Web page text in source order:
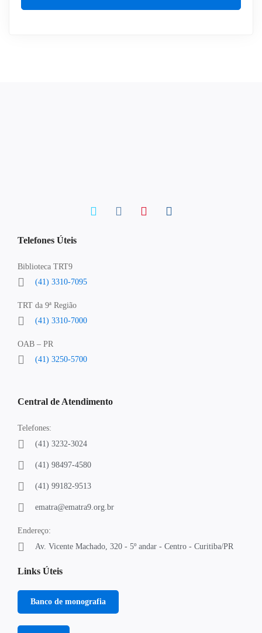
Telefones Úteis
Biblioteca TRT9
(41) 3310-7095
TRT da 9ª Região
(41) 3310-7000
OAB – PR
(41) 3250-5700
Central de Atendimento
Telefones:
(41) 3232-3024
(41) 98497-4580
(41) 99182-9513
ematra@ematra9.org.br
Endereço:
Av. Vicente Machado, 320 - 5º andar - Centro - Curitiba/PR
Links Úteis
Banco de monografia